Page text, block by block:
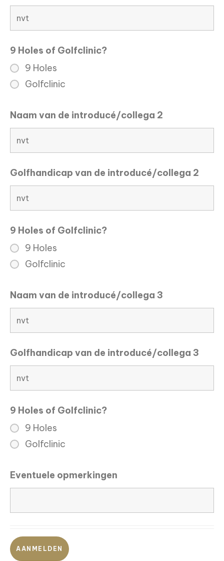
9 Holes of Golfclinic?
9 Holes
Golfclinic
Naam van de introducé/collega 2
Golfhandicap van de introducé/collega 2
9 Holes of Golfclinic?
9 Holes
Golfclinic
Naam van de introducé/collega 3
Golfhandicap van de introducé/collega 3
9 Holes of Golfclinic?
9 Holes
Golfclinic
Eventuele opmerkingen